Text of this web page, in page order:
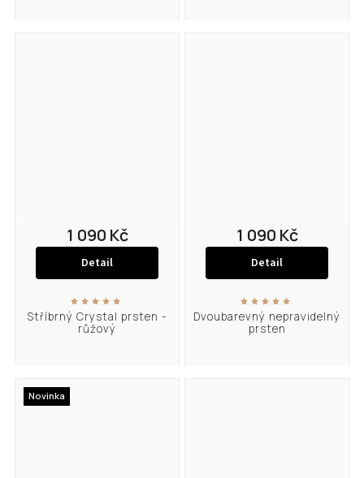
Stříbrný Crystal prsten -
růžový
1 090 Kč
Detail
Dvoubarevný nepravidelný
prsten
1 090 Kč
Detail
Novinka